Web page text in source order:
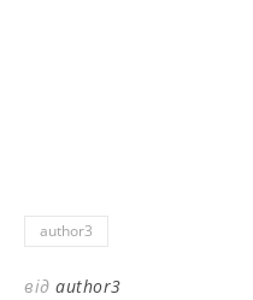
author3
від author3